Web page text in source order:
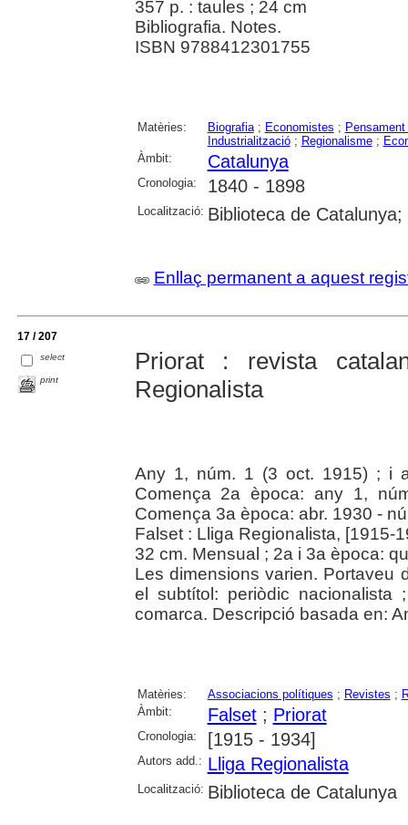
357 p. : taules ; 24 cm
Bibliografia. Notes.
ISBN 9788412301755
Matèries: Biografia; Economistes ;
Industrialització; Regionalisme;
Àmbit:
Catalunya
Cronologia: 1840 - 1898
Localització: Biblioteca de
Enllaç permanent a aquest
17 / 207
select
print
Priorat : revista
Regionalista
Any 1, núm. 1 (3 oct. 1915) ; i
Comença 2a època: any 1,
Comença 3a època: abr. 1930 -
Falset : Lliga Regionalista, [1915-
32 cm. Mensual ; 2a i 3a època:
Les dimensions varien. Portaveu
el subtítol: periòdic nacionalista
comarca. Descripció basada en:
Matèries: Associacions polítiques ; Revistes ;
Àmbit:
Falset; Priorat
Cronologia: [1915 - 1934]
Autors add.: Lliga Regionalista
Localització: Biblioteca de Catalunya